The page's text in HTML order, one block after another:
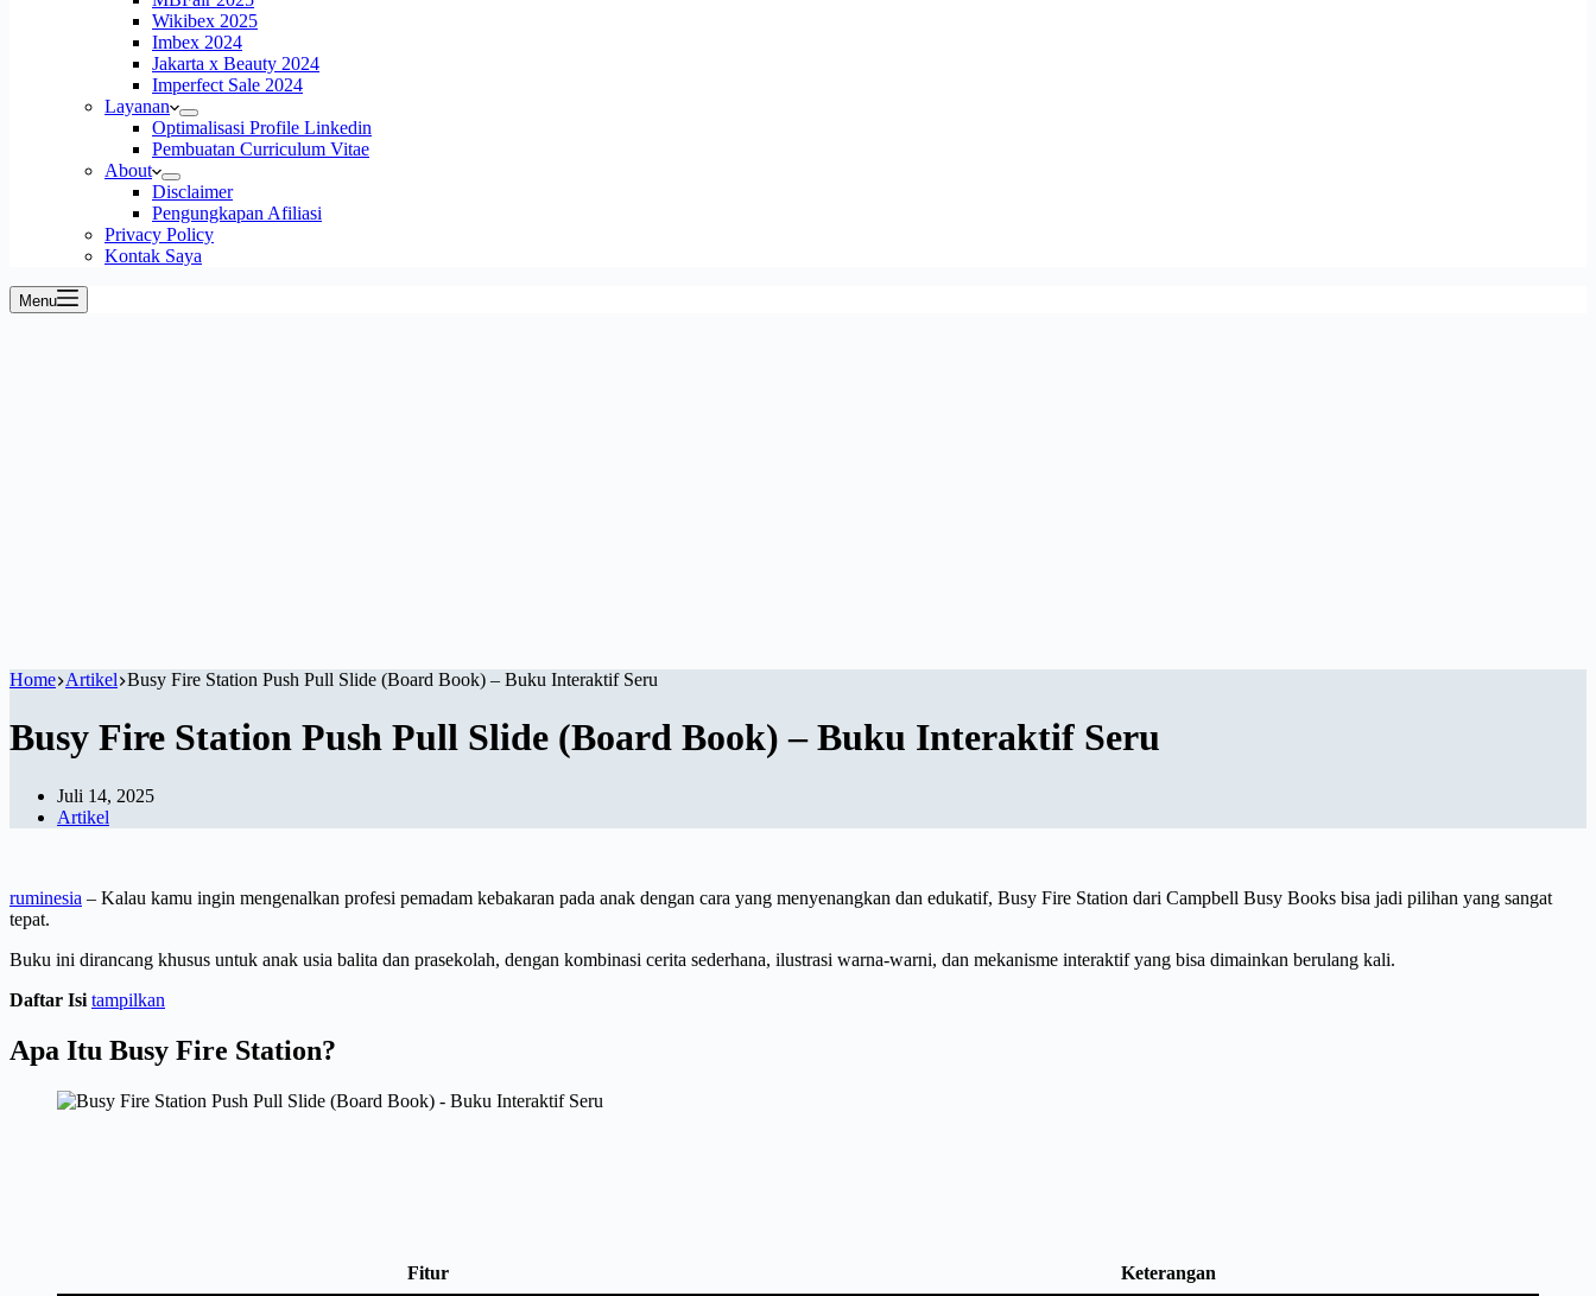
Wikibex 2025
Imbex 2024
Jakarta x Beauty 2024
Imperfect Sale 2024
Layanan
Optimalisasi Profile Linkedin
Pembuatan Curriculum Vitae
About
Disclaimer
Pengungkapan Afiliasi
Privacy Policy
Kontak Saya
Menu
Home Artikel Busy Fire Station Push Pull Slide (Board Book) – Buku Interaktif Seru
Busy Fire Station Push Pull Slide (Board Book) – Buku Interaktif Seru
Juli 14, 2025
Artikel
ruminesia – Kalau kamu ingin mengenalkan profesi pemadam kebakaran pada anak dengan cara yang menyenangkan dan edukatif, Busy Fire Station dari Campbell Busy Books bisa jadi pilihan yang sangat
tepat.
Buku ini dirancang khusus untuk anak usia balita dan prasekolah, dengan kombinasi cerita sederhana, ilustrasi warna-warni, dan mekanisme interaktif yang bisa dimainkan berulang kali.
Daftar Isi tampilkan
Apa Itu Busy Fire Station?
Fitur Keterangan